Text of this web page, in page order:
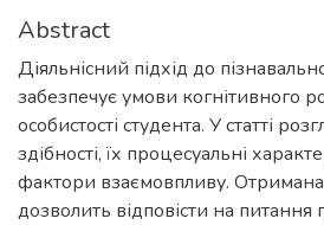
Abstract
Діяльнісний підхід до
забезпечує умови когнітивного
особистості студента. У статті
здібності, їх процесуальні
фактори взаємовпливу.
дозволить відповісти на питання